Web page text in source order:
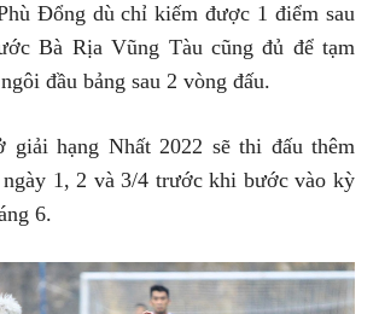
Đổng dù chỉ kiếm được 1 điểm sau
Bà Rịa Vũng Tàu cũng đủ để tạm
đầu bảng sau 2 vòng đấu.
giải hạng Nhất 2022 sẽ thi đấu thêm
ngày 1, 2 và 3/4 trước khi bước vào kỳ
6.